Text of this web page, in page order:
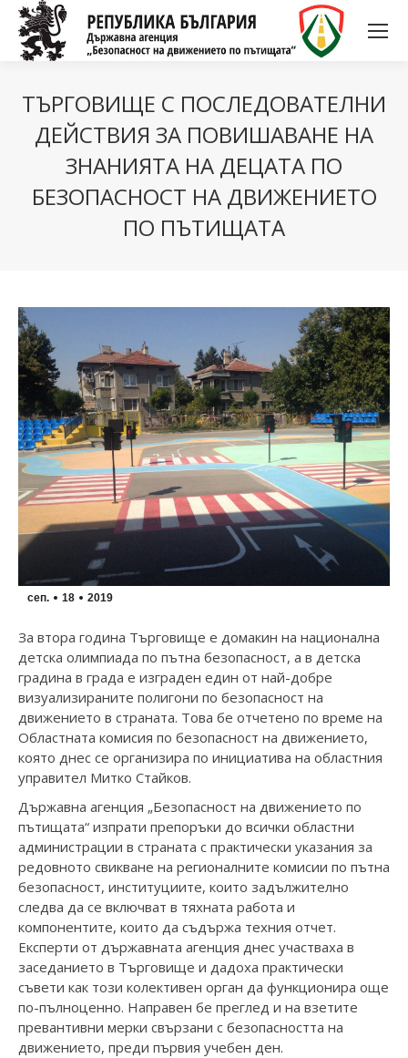
ТЪРГОВИЩЕ С ПОСЛЕДОВАТЕЛНИ
ДЕЙСТВИЯ ЗА ПОВИШАВАНЕ НА
ЗНАНИЯТА НА ДЕЦАТА ПО
БЕЗОПАСНОСТ НА ДВИЖЕНИЕТО
ПО ПЪТИЩАТА
сеп. 18 2019
За втора година Търговище е домакин на национална
детска олимпиада по пътна безопасност, а в детска
градина в града е изграден един от най-добре
визуализираните полигони по безопасност на
движението в страната. Това бе отчетено по време на
Областната комисия по безопасност на движението,
която днес се организира по инициатива на областния
управител Митко Стайков.
Държавна агенция „Безопасност на движението по
пътищата“ изпрати препоръки до всички областни
администрации в страната с практически указания за
редовното свикване на регионалните комисии по пътна
безопасност, институциите, които задължително
следва да се включват в тяхната работа и
компонентите, които да съдържа техния отчет.
Експерти от държавната агенция днес участваха в
заседанието в Търговище и дадоха практически
съвети как този колективен орган да функционира още
по-пълноценно. Направен бе преглед и на взетите
превантивни мерки свързани с безопасността на
движението, преди първия учебен ден.